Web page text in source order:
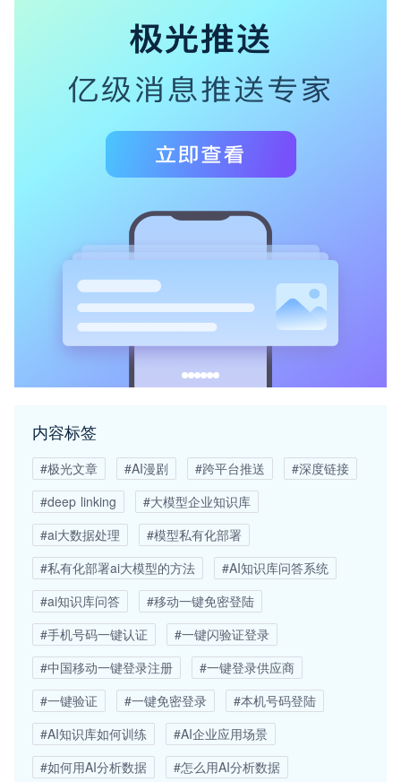
内容标签
#极光文章 #AI漫剧 #跨平台推送
#深度链接
#deep linking
#大模型企业知识库
#ai大数据处理
#模型私有化部署
#私有化部署ai大模型的方法
#AI知识库问答系统
#ai知识库问答
#移动一键免密登陆
#手机号码一键认证
#一键闪验证登录
#中国移动一键登录注册
#一键登录供应商
#一键验证
#一键免密登录
#本机号码登陆
#AI知识库如何训练
#AI企业应用场景
#如何用AI分析数据
#怎么用AI分析数据